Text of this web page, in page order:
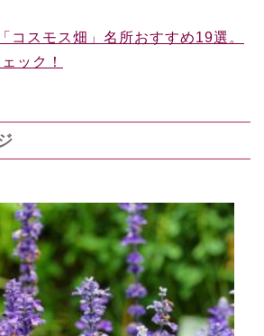
コスモス畑」名所おすすめ19選。
ック！